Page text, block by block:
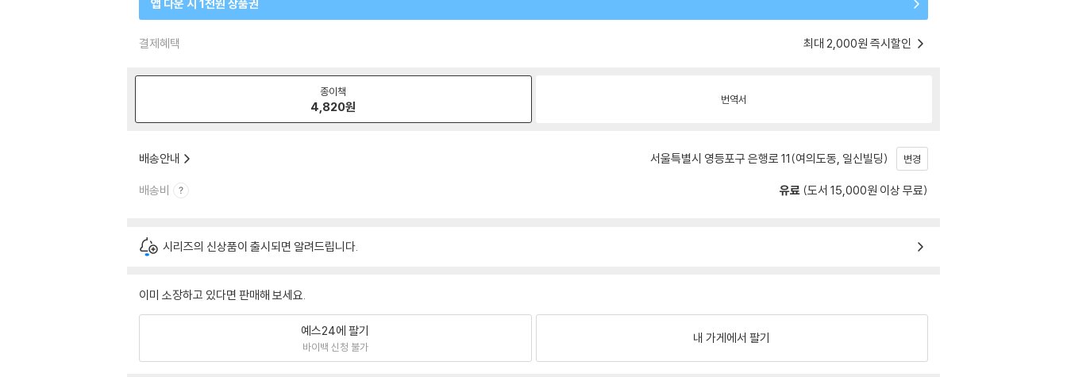
앱 다운 시 1천원 상품권
결제혜택 최대 2,000원 즉시할인
종이책
4,820원 번역서
배송안내 서울특별시 영등포구 은행로 11(여의도동, 일신빌딩) 변경
배송비 유료 (도서 15,000원 이상 무료)
시리즈의 신상품이 출시되면 알려드립니다.
이미 소장하고 있다면 판매해 보세요.
예스24에 팔기
바이백 신청 불가
내 가게에서 팔기